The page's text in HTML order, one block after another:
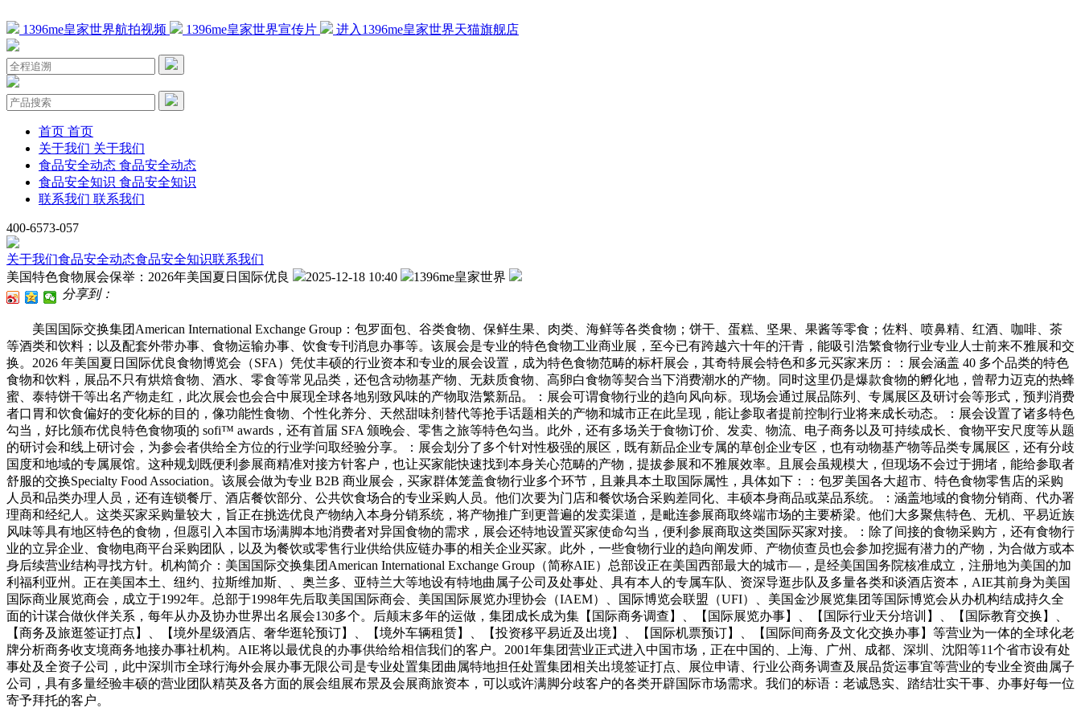
1396me皇家世界航拍视频 1396me皇家世界宣传片 进入1396me皇家世界天猫旗舰店
首页 首页
关于我们 关于我们
食品安全动态 食品安全动态
食品安全知识 食品安全知识
联系我们 联系我们
400-6573-057
关于我们食品安全动态食品安全知识联系我们
美国特色食物展会保举：2026年美国夏日国际优良
2025-12-18 10:40
1396me皇家世界
分享到：
美国国际交换集团American International Exchange Group：包罗面包、谷类食物、保鲜生果、肉类、海鲜等各类食物；饼干、蛋糕、坚果、果酱等零食；佐料、喷鼻精、红酒、咖啡、茶
等酒类和饮料；以及配套外带办事、食物运输办事、饮食专刊消息办事等。该展会是专业的特色食物工业商业展，至今已有跨越六十年的汗青，能吸引浩繁食物行业专业人士前来不雅展和交
换。2026 年美国夏日国际优良食物博览会（SFA）凭仗丰硕的行业资本和专业的展会设置，成为特色食物范畴的标杆展会，其奇特展会特色和多元买家来历：：展会涵盖 40 多个品类的特色
食物和饮料，展品不只有烘焙食物、酒水、零食等常见品类，还包含动物基产物、无麸质食物、高卵白食物等契合当下消费潮水的产物。同时这里仍是爆款食物的孵化地，曾帮力迈克的热蜂
蜜、泰特饼干等出名产物走红，此次展会也会合中展现全球各地别致风味的产物取浩繁新品。：展会可谓食物行业的趋向风向标。现场会通过展品陈列、专属展区及研讨会等形式，预判消费
者口胃和饮食偏好的变化标的目的，像功能性食物、个性化养分、天然甜味剂替代等抢手话题相关的产物和城市正在此呈现，能让参取者提前控制行业将来成长动态。：展会设置了诸多特色
勾当，好比颁布优良特色食物项的 sofi™ awards，还有首届 SFA 颁晚会、零售之旅等特色勾当。此外，还有多场关于食物订价、发卖、物流、电子商务以及可持续成长、食物平安尺度等从题
的研讨会和线上研讨会，为参会者供给全方位的行业学问取经验分享。：展会划分了多个针对性极强的展区，既有新品企业专属的草创企业专区，也有动物基产物等品类专属展区，还有分歧
国度和地域的专属展馆。这种规划既便利参展商精准对接方针客户，也让买家能快速找到本身关心范畴的产物，提拔参展和不雅展效率。且展会虽规模大，但现场不会过于拥堵，能给参取者
舒服的交换Specialty Food Association。该展会做为专业 B2B 商业展会，买家群体笼盖食物行业多个环节，且兼具本土取国际属性，具体如下：：包罗美国各大超市、特色食物零售店的采购
人员和品类办理人员，还有连锁餐厅、酒店餐饮部分、公共饮食场合的专业采购人员。他们次要为门店和餐饮场合采购差同化、丰硕本身商品或菜品系统。：涵盖地域的食物分销商、代办署
理商和经纪人。这类买家采购量较大，旨正在挑选优良产物纳入本身分销系统，将产物推广到更普遍的发卖渠道，是毗连参展商取终端市场的主要桥梁。他们大多聚焦特色、无机、平易近族
风味等具有地区特色的食物，但愿引入本国市场满脚本地消费者对异国食物的需求，展会还特地设置买家使命勾当，便利参展商取这类国际买家对接。：除了间接的食物采购方，还有食物行
业的立异企业、食物电商平台采购团队，以及为餐饮或零售行业供给供应链办事的相关企业买家。此外，一些食物行业的趋向阐发师、产物侦查员也会参加挖掘有潜力的产物，为合做方或本
身后续营业结构寻找方针。机构简介：美国国际交换集团American International Exchange Group（简称AIE）总部设正在美国西部最大的城市—，是经美国国务院核准成立，注册地为美国的加
利福利亚州。正在美国本土、纽约、拉斯维加斯、、奥兰多、亚特兰大等地设有特地曲属子公司及处事处、具有本人的专属车队、资深导逛步队及多量各类和谈酒店资本，AIE其前身为美国
国际商业展览商会，成立于1992年。总部于1998年先后取美国国际商会、美国国际展览办理协会（IAEM）、国际博览会联盟（UFI）、美国金沙展览集团等国际博览会从办机构结成持久全
面的计谋合做伙伴关系，每年从办及协办世界出名展会130多个。后颠末多年的运做，集团成长成为集【国际商务调查】、【国际展览办事】、【国际行业天分培训】、【国际教育交换】、
【商务及旅逛签证打点】、【境外星级酒店、奢华逛轮预订】、【境外车辆租赁】、【投资移平易近及出境】、【国际机票预订】、【国际间商务及文化交换办事】等营业为一体的全球化老
牌分析商务收支境商务地接办事社机构。AIE将以最优良的办事供给给相信我们的客户。2001年集团营业正式进入中国市场，正在中国的、上海、广州、成都、深圳、沈阳等11个省市设有处
事处及全资子公司，此中深圳市全球行海外会展办事无限公司是专业处置集团曲属特地担任处置集团相关出境签证打点、展位申请、行业公商务调查及展品货运事宜等营业的专业全资曲属子
公司，具有多量经验丰硕的营业团队精英及各方面的展会组展布景及会展商旅资本，可以或许满脚分歧客户的各类开辟国际市场需求。我们的标语：老诚恳实、踏结壮实干事、办事好每一位
寄予拜托的客户。